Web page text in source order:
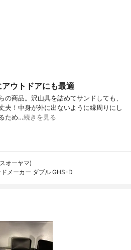
ウトドアにも最適
の商品。沢山具を詰めてサンドしても、
夫！中身が外に出ないように縁周りにし
ため…続きを見る
オーヤマ)
メーカー ダブル GHS-D